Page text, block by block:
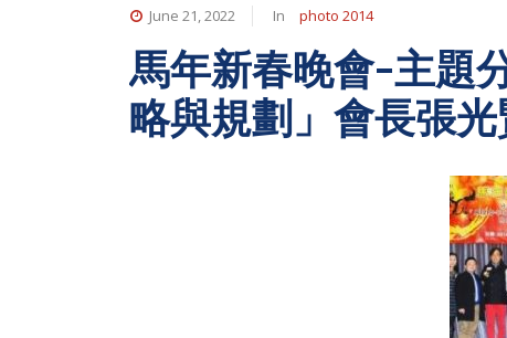
June 21, 2022 In photo 2014
馬年新春晚會-主題
略與規劃」會長張光